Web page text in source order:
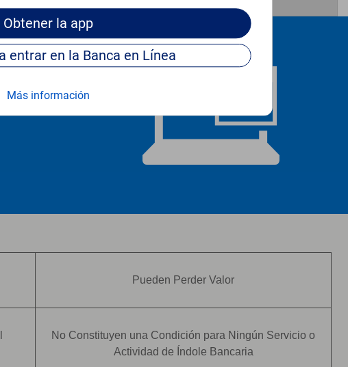
Obtener la app
Continúe para entrar en la Banca en Línea
Más información
Pueden Perder Valor
No Constituyen una Condición para Ningún Servicio o
Actividad de Índole Bancaria